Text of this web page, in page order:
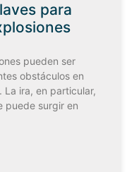
para
pueden ser
obstáculos en
La ira, en particular,
puede surgir en